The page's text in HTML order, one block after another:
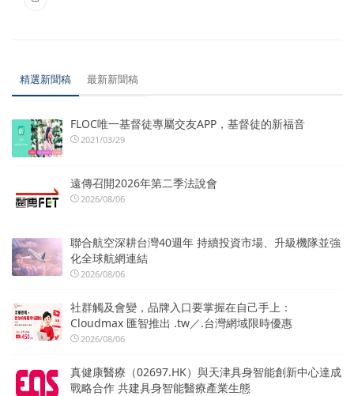
精選新聞稿 最新新聞稿
FLOC唯一基督徒專屬交友APP，基督徒的新福音
2021/03/29
遠傳召開2026年第二季法說會
2026/08/06
聯合航空深耕台灣40週年 持續投資市場、升級機隊並強
化全球航網連結
2026/08/06
社群觸及會變，品牌入口要掌握在自己手上：
Cloudmax 匯智推出 .tw／.台灣網域限時優惠
2026/08/06
真健康醫療（02697.HK）與天津具身智能創新中心達成
戰略合作 共建具身智能醫療產業生態